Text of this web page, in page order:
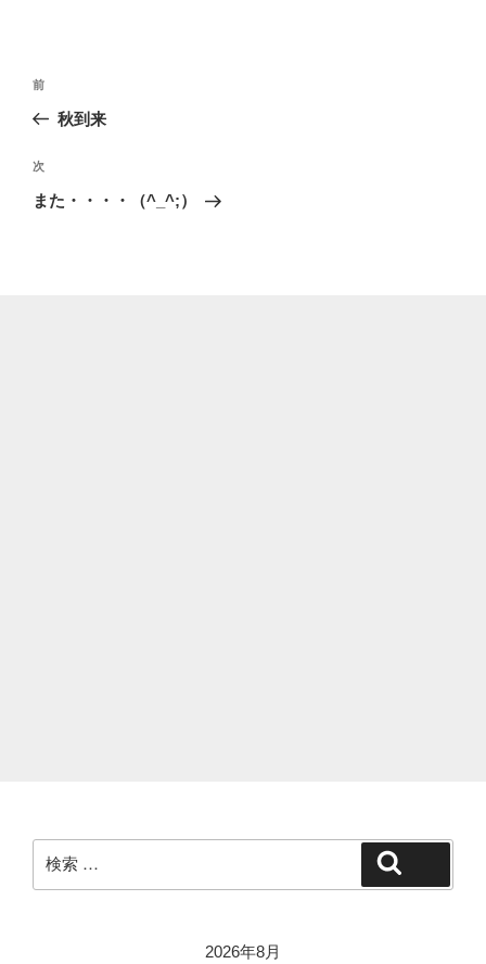
投
ビ
ゲ
過
去
投
稿
前
秋到来
次
の
次
また・・・・（^_^;）
索:
2026年8月